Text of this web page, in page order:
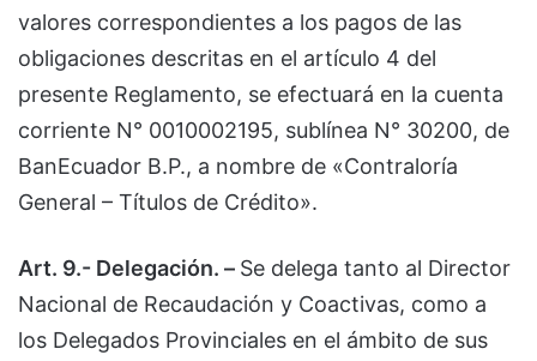
valores correspondientes a los pagos de las
obligaciones descritas en el artículo 4 del
presente Reglamento, se efectuará en la cuenta
corriente N° 0010002195, sublínea N° 30200, de
BanEcuador B.P., a nombre de «Contraloría
General – Títulos de Crédito».
Art. 9.- Delegación. – Se delega tanto al Director
Nacional de Recaudación y Coactivas, como a
los Delegados Provinciales en el ámbito de sus